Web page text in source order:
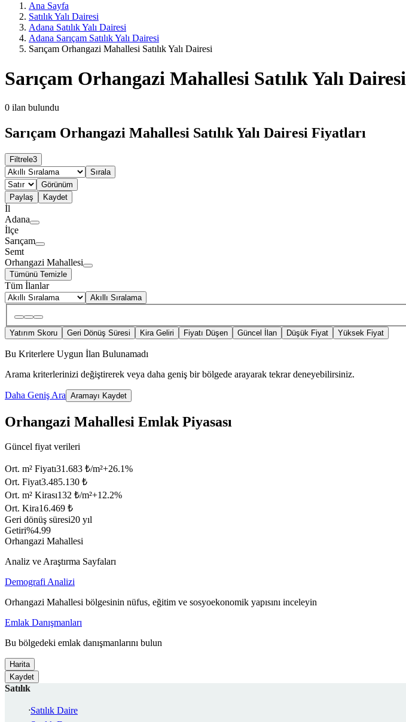
Ana Sayfa
Satılık Yalı Dairesi
Adana Satılık Yalı Dairesi
Adana Sarıçam Satılık Yalı Dairesi
Sarıçam Orhangazi Mahallesi Satılık Yalı Dairesi
Sarıçam Orhangazi Mahallesi Satılık Yalı Dairesi
0 ilan bulundu
Sarıçam Orhangazi Mahallesi Satılık Yalı Dairesi Fiyatları
Filtrele3
Sırala
Görünüm
Paylaş
Kaydet
İl
Adana
İlçe
Sarıçam
Semt
Orhangazi Mahallesi
Tümünü Temizle
Tüm İlanlar
Akıllı Sıralama
Yatırım Skoru Geri Dönüş Süresi Kira Geliri Fiyatı Düşen Güncel İlan Düşük Fiyat Yüksek Fiyat
Bu Kriterlere Uygun İlan Bulunamadı
Arama kriterlerinizi değiştirerek veya daha geniş bir bölgede arayarak tekrar deneyebilirsiniz.
Daha Geniş Ara Aramayı Kaydet
Orhangazi Mahallesi Emlak Piyasası
Güncel fiyat verileri
Ort. m² Fiyatı31.683 ₺/m²+26.1%
Ort. Fiyat3.485.130 ₺
Ort. m² Kirası132 ₺/m²+12.2%
Ort. Kira16.469 ₺
Geri dönüş süresi20 yıl
Getiri%4.99
Orhangazi Mahallesi
Analiz ve Araştırma Sayfaları
Demografi Analizi
Orhangazi Mahallesi bölgesinin nüfus, eğitim ve sosyoekonomik yapısını inceleyin
Emlak Danışmanları
Bu bölgedeki emlak danışmanlarını bulun
Harita
Kaydet
Satılık
Satılık Daire